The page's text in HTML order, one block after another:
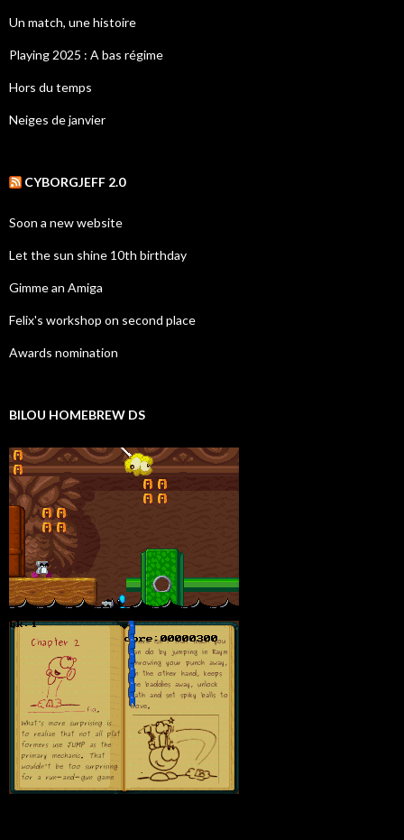
Un match, une histoire
Playing 2025 : A bas régime
Hors du temps
Neiges de janvier
CYBORGJEFF 2.0
Soon a new website
Let the sun shine 10th birthday
Gimme an Amiga
Felix's workshop on second place
Awards nomination
BILOU HOMEBREW DS